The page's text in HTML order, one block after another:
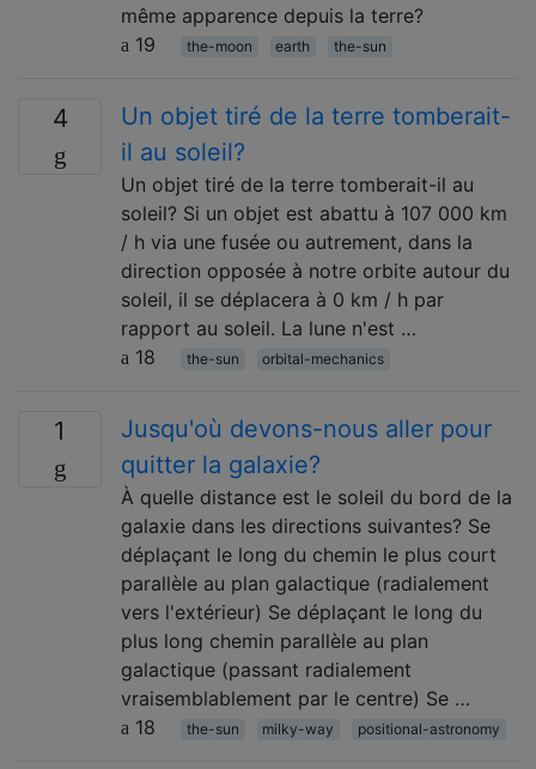
même apparence depuis la terre?
19
the-moon earth the-sun
4
Un objet tiré de la terre tomberait-
il au soleil?
Un objet tiré de la terre tomberait-il au
soleil? Si un objet est abattu à 107 000 km
/ h via une fusée ou autrement, dans la
direction opposée à notre orbite autour du
soleil, il se déplacera à 0 km / h par
rapport au soleil. La lune n'est …
18
the-sun orbital-mechanics
1
Jusqu'où devons-nous aller pour
quitter la galaxie?
À quelle distance est le soleil du bord de la
galaxie dans les directions suivantes? Se
déplaçant le long du chemin le plus court
parallèle au plan galactique (radialement
vers l'extérieur) Se déplaçant le long du
plus long chemin parallèle au plan
galactique (passant radialement
vraisemblablement par le centre) Se …
18
the-sun milky-way positional-astronomy